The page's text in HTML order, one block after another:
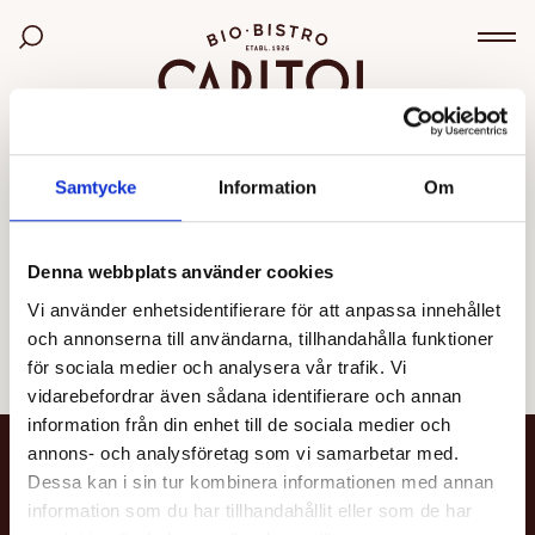
Samtycke Information Om
Denna webbplats använder cookies
Vi använder enhetsidentifierare för att anpassa innehållet
och annonserna till användarna, tillhandahålla funktioner
för sociala medier och analysera vår trafik. Vi
vidarebefordrar även sådana identifierare och annan
information från din enhet till de sociala medier och
annons- och analysföretag som vi samarbetar med.
Dessa kan i sin tur kombinera informationen med annan
information som du har tillhandahållit eller som de har
Bio Capitol
Sök bland filmer
OGILTIG VISNING
längre att boka.
Se alla filmer
NYHETSBREV